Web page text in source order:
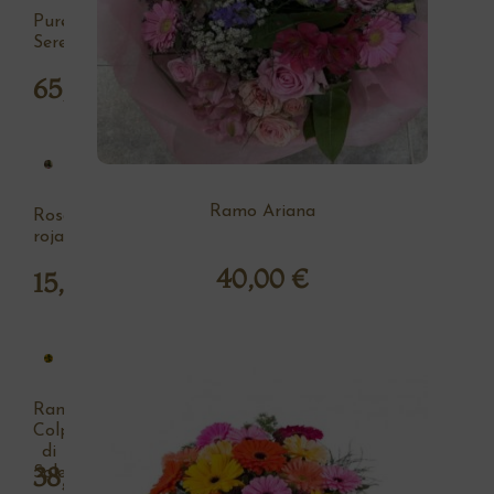
Ramo Ariana
40,00 €
Pureza
Serena
65,00
Rosa
roja
15,00
Ramo
Colpo
di
Sole
38,00